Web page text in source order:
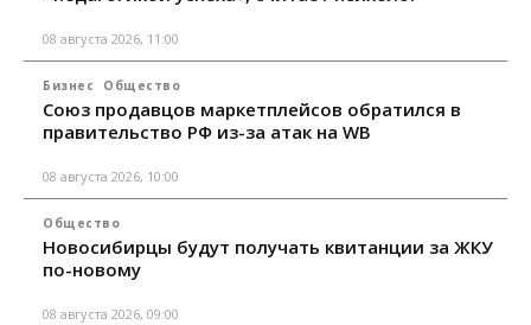
08 августа 2026, 11:00
Бизнес Общество
Союз продавцов маркетплейсов обратился в
правительство РФ из-за атак на WB
08 августа 2026, 10:00
Общество
Новосибирцы будут получать квитанции за ЖКУ
по-новому
08 августа 2026, 09:00